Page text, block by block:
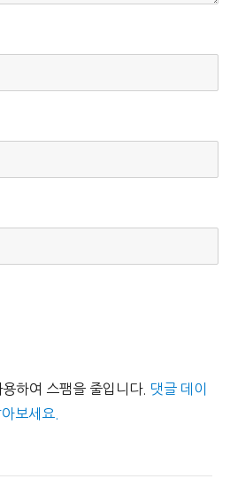
하여 스팸을 줄입니다. 댓글 데이
보세요.